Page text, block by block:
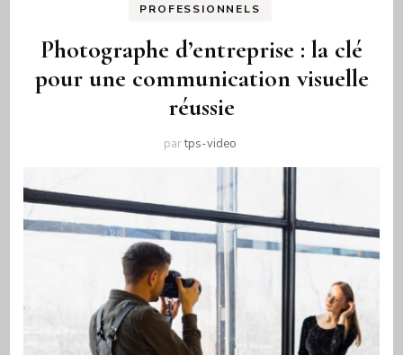
PROFESSIONNELS
Photographe d’entreprise : la clé
pour une communication visuelle
réussie
partps-video